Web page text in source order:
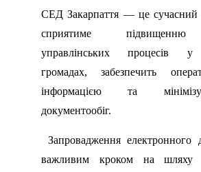
СЕД Закарпаття — це сучасний
сприятиме підвищенню
управлінських процесів у
громадах, забезпечить
інформацією та
документообіг.
Запровадження електронного
важливим кроком на шляху